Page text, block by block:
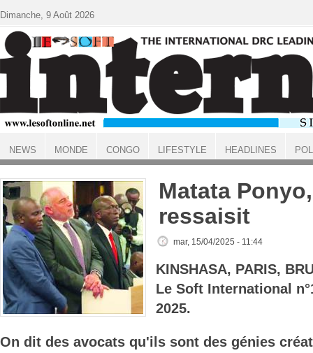
ACCUEIL
Matata
ressaisit
mar, 15/04/2025 - 11:44
KINSHASA, PARIS,
Le Soft International
2025.
On dit des avocats qu'ils sont des génies
Dimanche, 9 Août 2026
NEWS MONDE CONGO LIFESTYLE HEADLINES